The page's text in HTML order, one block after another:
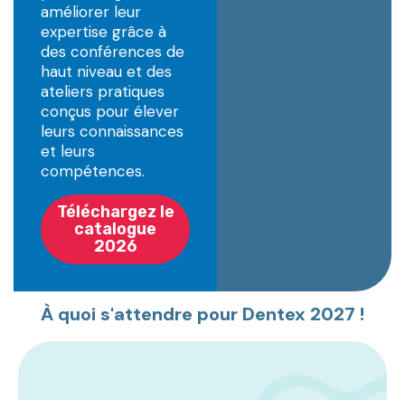
améliorer leur
expertise grâce à
des conférences de
haut niveau et des
ateliers pratiques
conçus pour élever
leurs connaissances
et leurs
compétences.
Téléchargez le
catalogue
2026
À quoi s'attendre pour Dentex 2027 !